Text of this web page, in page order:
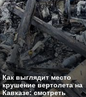
Как выглядит место
крушение вертолета на
Кавказе: смотреть